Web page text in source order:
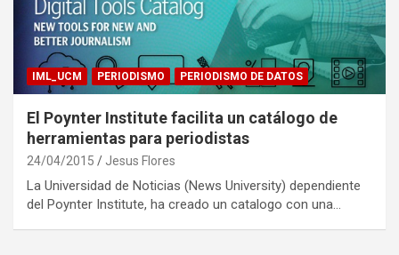
IML_UCM PERIODISMO PERIODISMO DE DATOS
El Poynter Institute facilita un catálogo de
herramientas para periodistas
24/04/2015 Jesus Flores
La Universidad de Noticias (News University) dependiente
del Poynter Institute, ha creado un catalogo con una…